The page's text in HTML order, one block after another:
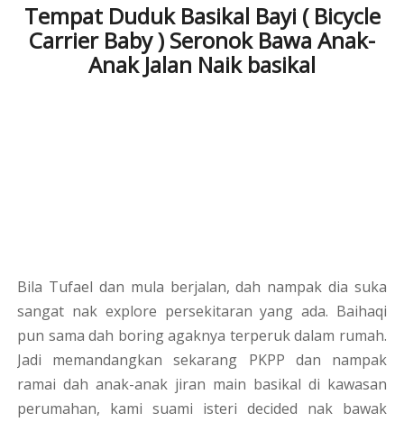
Tempat Duduk Basikal Bayi ( Bicycle
Carrier Baby ) Seronok Bawa Anak-
Anak Jalan Naik basikal
Bila Tufael dan mula berjalan, dah nampak dia suka
sangat nak explore persekitaran yang ada. Baihaqi
pun sama dah boring agaknya terperuk dalam rumah.
Jadi memandangkan sekarang PKPP dan nampak
ramai dah anak-anak jiran main basikal di kawasan
perumahan, kami suami isteri decided nak bawak